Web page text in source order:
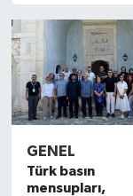
GENEL
Türk basın
mensupları,